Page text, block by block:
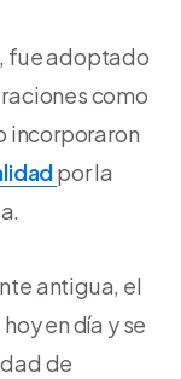
fue adoptado
como
incorporaron
por la
antigua, el
en día y se
de